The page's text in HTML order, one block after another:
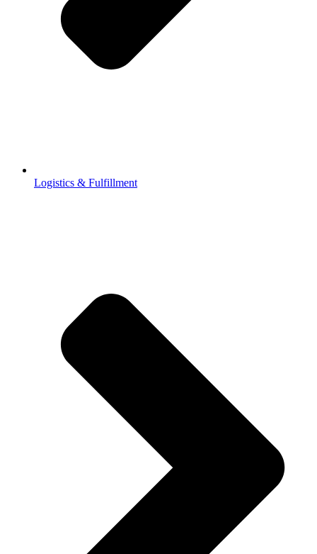
Logistics & Fulfillment